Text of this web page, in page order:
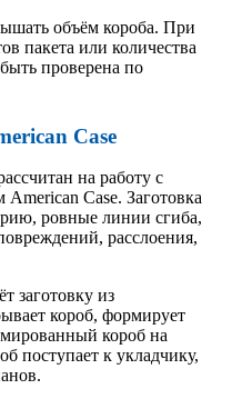
объём короба. При
пакета или количества
проверена по
Case
на работу с
Case. Заготовка
ровные линии сгиба,
расслоения,
заготовку из
короб, формирует
короб на
поступает к укладчику,